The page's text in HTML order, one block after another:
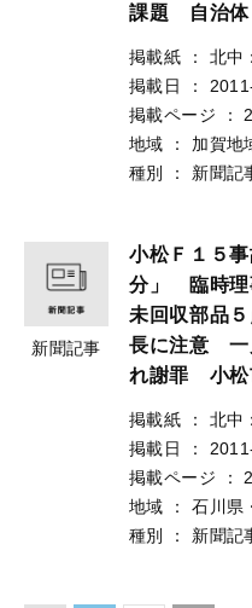
課題 自治体
掲載紙 ：
北中
掲載日
：
掲載ページ
：
地域
：
加賀地
種別
： 新聞記
新聞記事
小松Ｆ１５
分」 臨時理
未回収部品
長に注意 一
れ謝罪 小松
掲載紙 ：
北中
掲載日
：
掲載ページ
：
地域
：
石川県
種別
： 新聞記